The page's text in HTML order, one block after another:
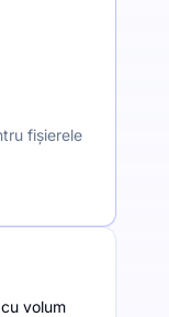
fișierele
volum